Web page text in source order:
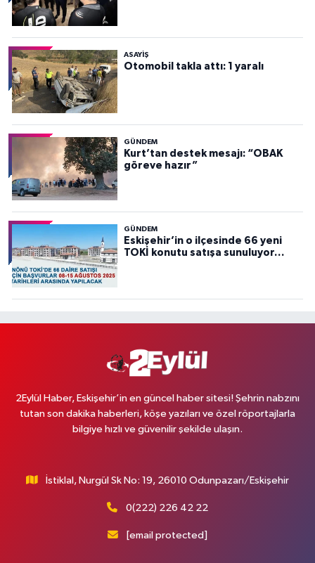
ASAYİŞ
Otomobil takla attı: 1 yaralı
GÜNDEM
Kurt’tan destek mesajı: “OBAK
göreve hazır”
GÜNDEM
Eskişehir’in o ilçesinde 66 yeni
TOKİ konutu satışa sunuluyor…
2Eylül Haber, Eskişehir’in en güncel haber sitesi! Şehrin nabzını
tutan son dakika haberleri, köşe yazıları ve özel röportajlarla
bilgiye hızlı ve güvenilir şekilde ulaşın.
İstiklal, Nurgül Sk No: 19, 26010 Odunpazarı/Eskişehir
0(222) 226 42 22
[email protected]